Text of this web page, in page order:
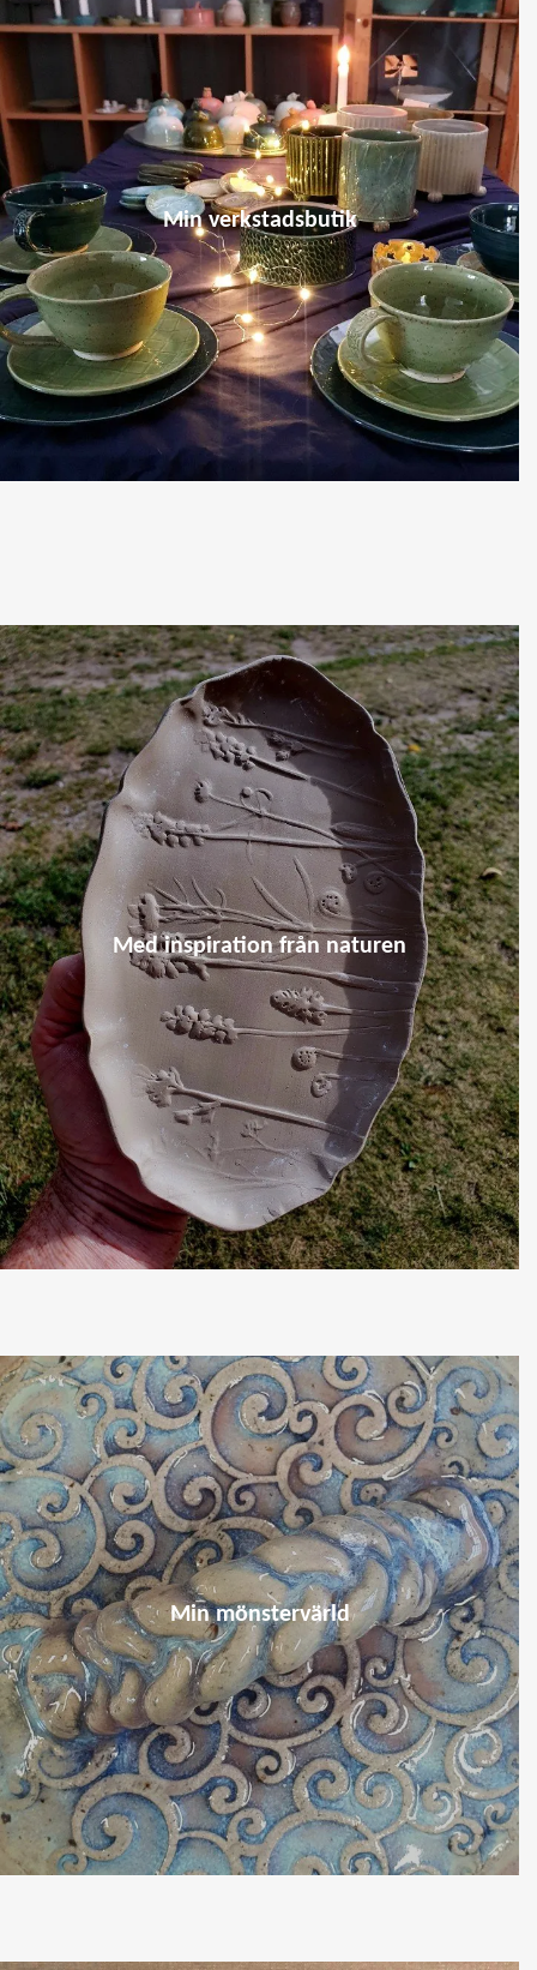
Min verkstadsbutik
Med inspiration från naturen
Min mönstervärld